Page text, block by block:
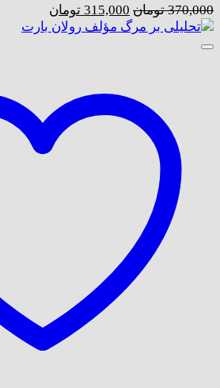
370,000 تومان قیمت
اصلی:
315,000 تومان
فعلی: